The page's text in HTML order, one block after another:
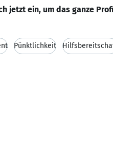
jetzt ein, um das ganze
Pünktlichkeit